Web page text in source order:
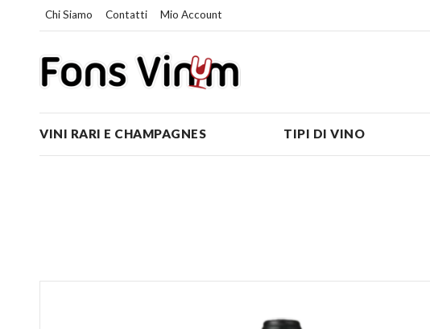
Chi Siamo Contatti Mio Account
VINI RARI E CHAMPAGNES TIPI DI VINO